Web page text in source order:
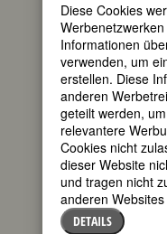
SUSAN B.
Diese Cookies
Informationen
verwenden, um
erstellen. Diese
anderen
geteilt werden,
relevantere
Cookies nicht
dieser Website
und tragen nicht
anderen Websites
DETAILS